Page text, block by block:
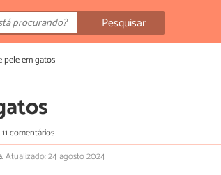
Pesquisar
pele em gatos
11 comentários
Atualizado: 24 agosto 2024